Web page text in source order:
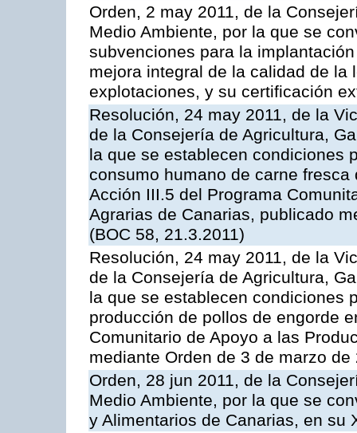
Orden, 2 may 2011, de la
Medio Ambiente, por la que se
subvenciones para la
mejora integral de la calidad de
explotaciones, y su certificación
Resolución, 24 may 2011, de la
de la Consejería de Agricultura,
la que se establecen condiciones
consumo humano de carne
Acción III.5 del Programa
Agrarias de Canarias, publicado
(BOC 58, 21.3.2011)
Resolución, 24 may 2011, de la
de la Consejería de Agricultura,
la que se establecen condiciones
producción de pollos de engorde
Comunitario de Apoyo a las
mediante Orden de 3 de marzo de
Orden, 28 jun 2011, de la
Medio Ambiente, por la que se
y Alimentarios de Canarias, en su